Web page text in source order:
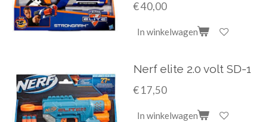
€ 40,00
In winkelwagen
Nerf elite 2.0 volt SD-1
€ 17,50
In winkelwagen